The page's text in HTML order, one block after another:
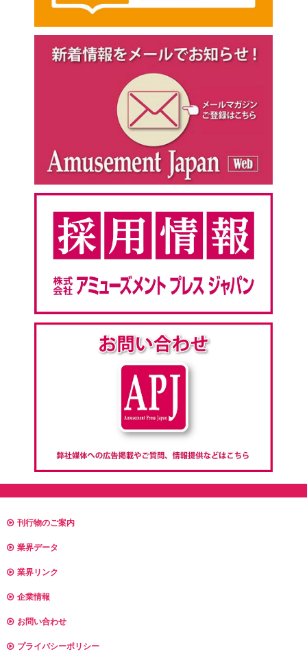
刊行物のご案内
業界データ
業界リンク
企業情報
お問い合わせ
プライバシーポリシー